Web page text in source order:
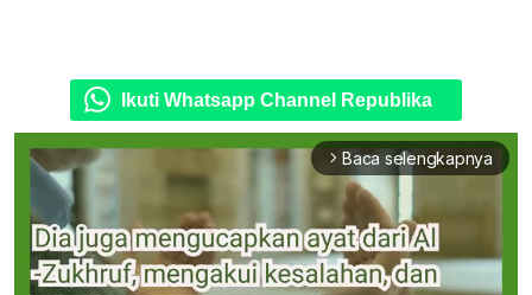
Ikuti Whatsapp Channel Republika
arrow_forward_ios Baca selengkapnya